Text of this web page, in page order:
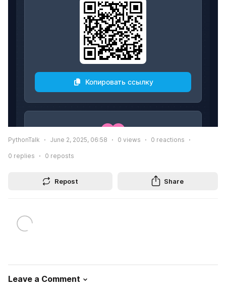
PythonTalk June 2, 2025, 06:58 0 views 0 reactions
0 replies 0 reposts
Repost Share
Leave a Comment